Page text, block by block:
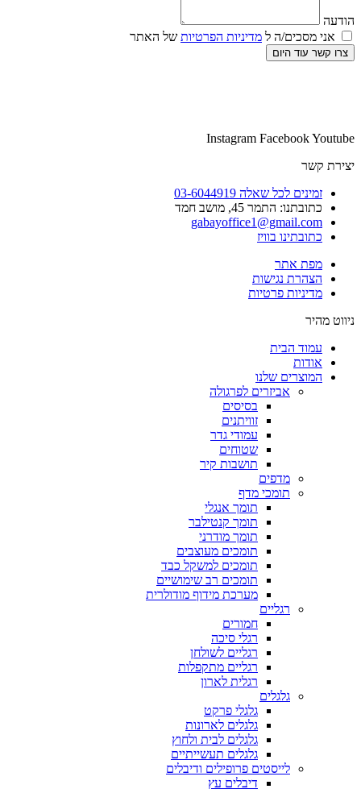
הודעה
אני מסכים/ה ל מדיניות הפרטיות של האתר
צרו קשר עוד היום
Instagram FacebookYoutube
יצירת קשר
זמינים לכל שאלה 03-6044919
כתובתנו: התמר 45, מושב חמד​
gabayoffice1@gmail.com
כתובתינו בוויז
מפת אתר
הצהרת נגישות
מדיניות פרטיות
ניווט מהיר
עמוד הבית
אודות
המוצרים שלנו
אביזרים לפרגולה
בסיסים
זוויתנים
עמודי גדר
שטוחים
תושבות קיר
מדפים
תומכי מדף
תומך אנגלי
תומך קנטילבר
תומך מודרני
תומכים מעוצבים
תומכים למשקל כבד
תומכים רב שימושיים
מערכת מידוף מודולרית
רגליים
חמורים
רגלי סיכה
רגליים לשולחן
רגליים מתקפלות
רגלית לארון
גלגלים
גלגלי פרקט
גלגלים לארונות
גלגלים לבית ולחוץ
גלגלים תעשייתיים
לייסטים פרופילים ודיבלים
דיבלים עץ